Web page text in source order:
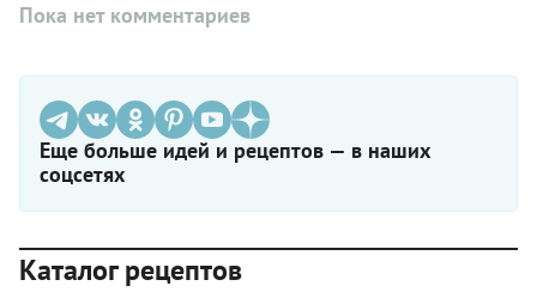
Пока нет комментариев
Еще больше идей и рецептов — в наших
соцсетях
Каталог рецептов